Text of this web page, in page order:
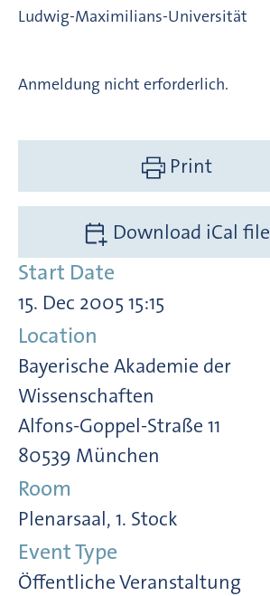
Ludwig-Maximilians-Universität
Anmeldung nicht erforderlich.
Print
Download iCal file
Start Date
15. Dec 2005 15:15
Location
Bayerische Akademie der
Wissenschaften
Alfons-Goppel-Straße 11
80539 München
Room
Plenarsaal, 1. Stock
Event Type
Öffentliche Veranstaltung